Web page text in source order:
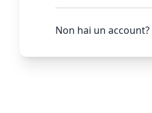
Non hai un account?